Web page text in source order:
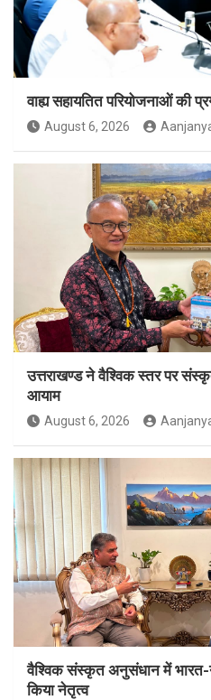
वाह्य सहायतित परियोजनाओं की
August 6, 2026
उत्तराखण्ड ने वैश्विक स्तर पर
आयाम
August 6, 2026
वैश्विक संस्कृत अनुसंधान में भारत-
किया नेतृत्व